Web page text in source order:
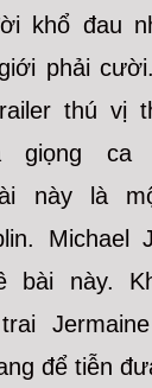
khổ đau
phải
thú vị
giọng ca
này là
Michael
bài này.
để tiễn